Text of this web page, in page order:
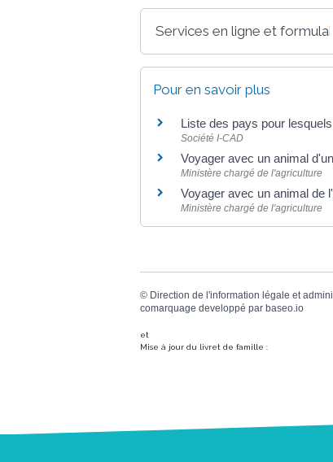
Services en ligne et
Pour en savoir plus
Liste des pays pour
Société I-CAD
Voyager avec un animal
Ministère chargé de l'agriculture
Voyager avec un animal de
Ministère chargé de l'agriculture
© Direction de l'information légale et
comarquage developpé par baseo.io
et
Mise à jour du livret de famille :